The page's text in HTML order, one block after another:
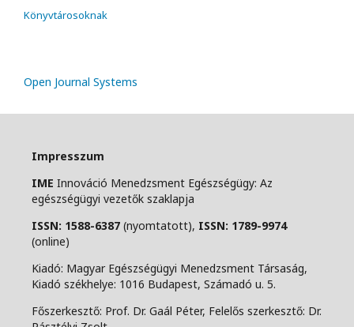
Könyvtárosoknak
Open Journal Systems
Impresszum
IME Innováció Menedzsment Egészségügy: Az
egészségügyi vezetők szaklapja
ISSN: 1588-6387 (nyomtatott), ISSN: 1789-9974
(online)
Kiadó: Magyar Egészségügyi Menedzsment Társaság,
Kiadó székhelye: 1016 Budapest, Számadó u. 5.
Főszerkesztő: Prof. Dr. Gaál Péter, Felelős szerkesztő: Dr.